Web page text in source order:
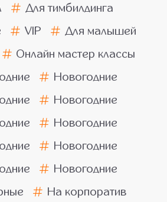
Для тимбилдинга
VIP
Для малышей
Онлайн мастер классы
Новогодние
Новогодние
Новогодние
Новогодние
Новогодние
На корпоратив